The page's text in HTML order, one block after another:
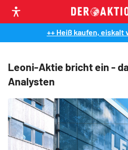
++ Heiß kaufen, eiskalt
Leoni-Aktie bricht ein -
Analysten